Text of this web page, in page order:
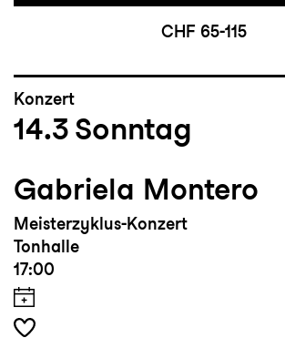
CHF 65-115
Konzert
14.3 Sonntag
Gabriela Montero
Meisterzyklus-Konzert
Tonhalle
17:00